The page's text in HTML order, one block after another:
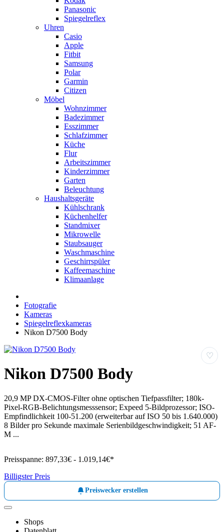
Panasonic
Spiegelreflex
Uhren
Casio
Apple
Fitbit
Samsung
Polar
Garmin
Citizen
Möbel
Wohnzimmer
Badezimmer
Esszimmer
Schlafzimmer
Küche
Flur
Arbeitszimmer
Kinderzimmer
Garten
Beleuchtung
Haushaltsgeräte
Kühlschrank
Küchenhelfer
Standmixer
Mikrowelle
Staubsauger
Waschmaschine
Geschirrspüler
Kaffeemaschine
Klimaanlage
Fotografie
Kameras
Spiegelreflexkameras
Nikon D7500 Body
♡
Nikon D7500 Body
20,9 MP DX-CMOS-Filter ohne optischen Tiefpassfilter; 180k-
Pixel-RGB-Belichtungsmesssensor; Expeed 5-Bildprozessor; ISO-
Empfindlichkeit 100-51.200 (erweiterbar auf ISO 50 bis 1.640.000)
8 Bilder pro Sekunde maximale Serienbildgeschwindigkeit; 51 AF-
M ...
Preisspanne: 897,33€ - 1.019,14€*
Billigster Preis
Preiswecker erstellen
Shops